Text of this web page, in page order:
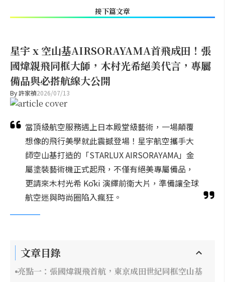
接下篇文章
星宇 x 空山基AIRSORAYAMA首飛成田！張
國煒親飛同框大師，木村光希絕美代言，專屬
備品與必搭航線大公開
By許家禎2026/07/13
當頂級航空服務遇上日本殿堂級藝術，一場顛覆
想像的飛行美學就此震撼登場！星宇航空攜手大
師空山基打造的「STARLUX AIRSORAYAMA」金
屬塗裝藝術機正式起飛，不僅有絕美專屬備品，
更請來木村光希 Kōki 演繹前衛大片，準備讓全球
航空迷與時尚圈陷入瘋狂。
文章目錄
亮點一：張國煒親飛首航，東京成田世紀同框空山基